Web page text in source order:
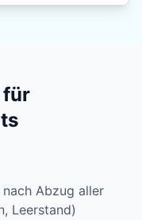
für
Abzug aller
Leerstand)